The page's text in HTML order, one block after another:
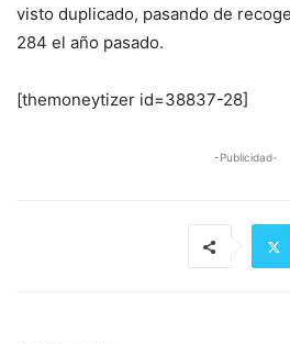
visto duplicado, pasando de
284 el año pasado.
[themoneytizer id=38837-28]
-Publicidad-